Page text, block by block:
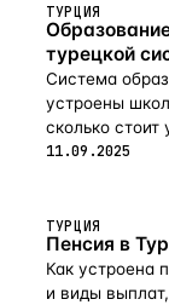
ТУРЦИЯ
турецкой
Система
устроены
сколько стоит
11.09.2025
ТУРЦИЯ
Пенсия в
Как устроена
и виды